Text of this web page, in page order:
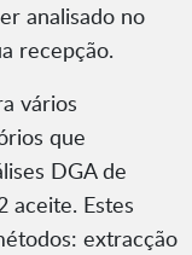
analisado no
recepção.
vários
que
DGA de
aceite. Estes
extracção